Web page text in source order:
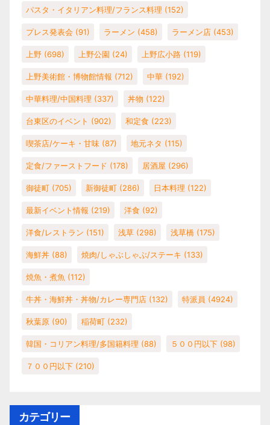
パスタ・イタリアン料理/フランス料理 (152)
プレス発表会 (91) ラーメン (458) ラーメン店 (453)
上野 (698) 上野公園 (24) 上野広小路 (119)
上野美術館・博物館情報 (712) 中華 (192)
中華料理/中国料理 (337) 丼物 (122)
台東区のイベント (902) 和定食 (223)
喫茶店/ケーキ・甘味 (87) 地元ネタ (115)
定食/ファーストフード (178) 居酒屋 (296)
御徒町 (705) 新御徒町 (286) 日本料理 (122)
最新イベント情報 (219) 洋食 (92)
洋食/レストラン (151) 浅草 (298) 浅草橋 (175)
海鮮丼 (88) 焼肉/しゃぶしゃぶ/ステーキ (133)
焼魚・煮魚 (112)
牛丼・海鮮丼・丼物/カレー専門店 (132) 特派員 (4924)
秋葉原 (90) 稲荷町 (232)
韓国・コリアン料理/多国籍料理 (88) ５００円以下 (98)
７００円以下 (210)
カテゴリー